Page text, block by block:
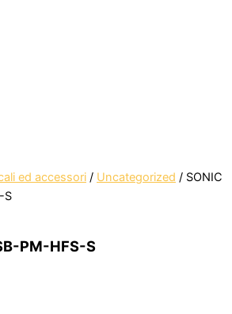
ed accessori / Uncategorized / SONIC
S
PM-HFS-S